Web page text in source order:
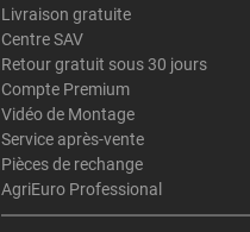
Livraison gratuite
Centre SAV
Retour gratuit sous 30 jours
Compte Premium
Vidéo de Montage
Service après-vente
Pièces de rechange
AgriEuro Professional